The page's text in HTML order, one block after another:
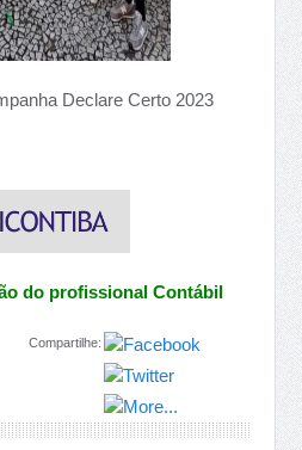
Declare Certo 2023
do profissional Contábil
Compartilhe: